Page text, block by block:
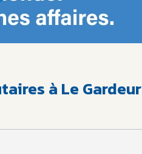
à Le Gardeur